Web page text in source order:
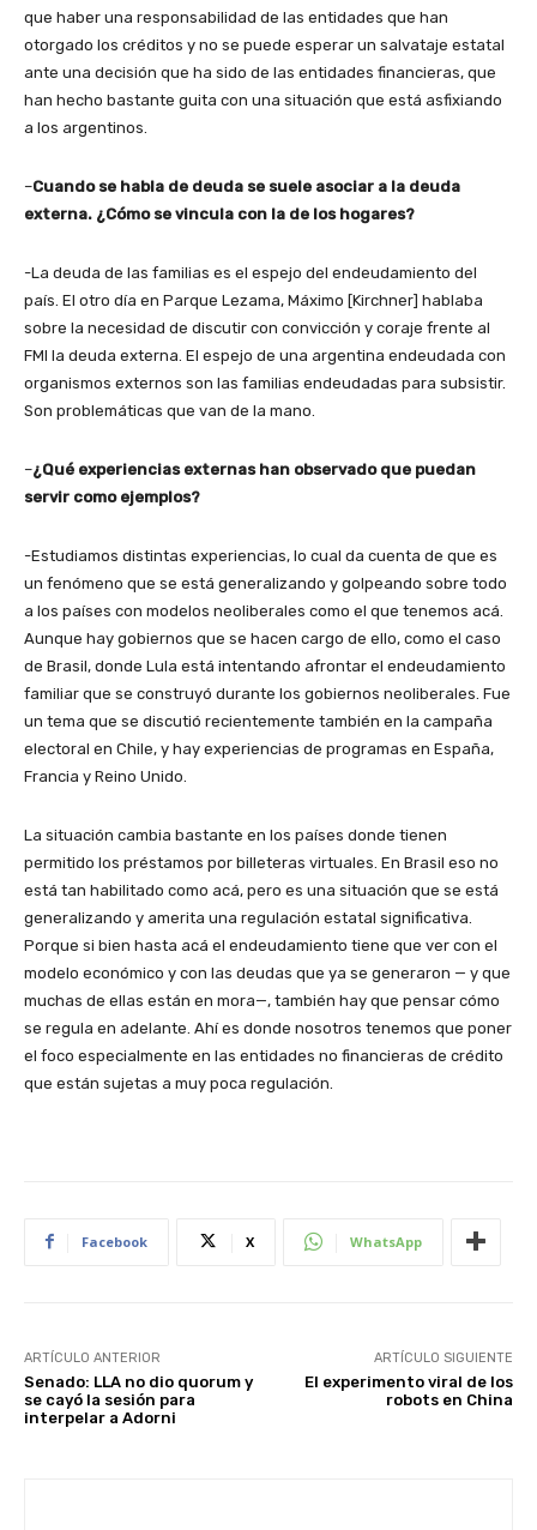
que haber una responsabilidad de las entidades que han
otorgado los créditos y no se puede esperar un salvataje estatal
ante una decisión que ha sido de las entidades financieras, que
han hecho bastante guita con una situación que está asfixiando
a los argentinos.
–Cuando se habla de deuda se suele asociar a la deuda
externa. ¿Cómo se vincula con la de los hogares?
-La deuda de las familias es el espejo del endeudamiento del
país. El otro día en Parque Lezama, Máximo [Kirchner] hablaba
sobre la necesidad de discutir con convicción y coraje frente al
FMI la deuda externa. El espejo de una argentina endeudada con
organismos externos son las familias endeudadas para subsistir.
Son problemáticas que van de la mano.
–¿Qué experiencias externas han observado que puedan
servir como ejemplos?
-Estudiamos distintas experiencias, lo cual da cuenta de que es
un fenómeno que se está generalizando y golpeando sobre todo
a los países con modelos neoliberales como el que tenemos acá.
Aunque hay gobiernos que se hacen cargo de ello, como el caso
de Brasil, donde Lula está intentando afrontar el endeudamiento
familiar que se construyó durante los gobiernos neoliberales. Fue
un tema que se discutió recientemente también en la campaña
electoral en Chile, y hay experiencias de programas en España,
Francia y Reino Unido.
La situación cambia bastante en los países donde tienen
permitido los préstamos por billeteras virtuales. En Brasil eso no
está tan habilitado como acá, pero es una situación que se está
generalizando y amerita una regulación estatal significativa.
Porque si bien hasta acá el endeudamiento tiene que ver con el
modelo económico y con las deudas que ya se generaron — y que
muchas de ellas están en mora—, también hay que pensar cómo
se regula en adelante. Ahí es donde nosotros tenemos que poner
el foco especialmente en las entidades no financieras de crédito
que están sujetas a muy poca regulación.
Facebook X WhatsApp
ARTÍCULO ANTERIOR
Senado: LLA no dio quorum y
se cayó la sesión para
interpelar a Adorni
ARTÍCULO SIGUIENTE
El experimento viral de los
robots en China